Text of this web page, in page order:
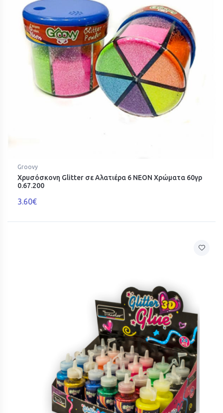
Groovy
Χρυσόσκονη Glitter σε Αλατιέρα 6 NEON Χρώματα 60γρ
0.67.200
3.60€